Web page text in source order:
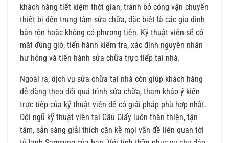
khách hàng tiết kiệm thời gian, tránh bỏ công vận chuyển
thiết bị đến trung tâm sửa chữa, đặc biệt là các gia đình
bận rộn hoặc không có phương tiện. Kỹ thuật viên sẽ có
mặt đúng giờ, tiến hành kiểm tra, xác định nguyên nhân
hư hỏng và tiến hành sửa chữa trực tiếp tại nhà.
Ngoài ra, dịch vụ sửa chữa tại nhà còn giúp khách hàng
dễ dàng theo dõi quá trình sửa chữa, tham khảo ý kiến
trực tiếp của kỹ thuật viên để có giải pháp phù hợp nhất.
Đội ngũ kỹ thuật viên tại Cầu Giấy luôn thân thiện, tận
tâm, sẵn sàng giải thích cặn kẽ mọi vấn đề liên quan tới